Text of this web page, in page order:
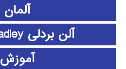
آلمان
آلن بردلی Allen bradley
آموزش